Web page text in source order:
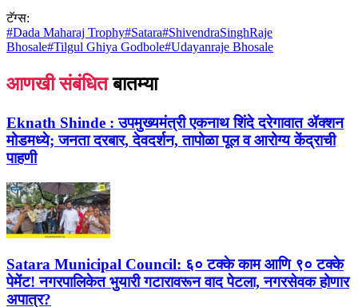
टॅग्स:
#Dada Maharaj Trophy#Satara#ShivendraSinghRaje
Bhosale#Tilgul Ghiya Godbole#Udayanraje Bhosale
आणखी संबंधित बातम्या
Eknath Shinde : उपमुख्यमंत्री एकनाथ शिंदे दरेगावात ॲक्शन
मोडमध्ये; जनता दरबार, देवदर्शन, तापोळा पूल व आरोग्य केंद्राची
पाहणी
Satara Municipal Council: ६० टक्के काम आणि ९० टक्के
पेमेंट! नगरपालिकेत भुयारी गटारावरून वाद पेटला, नगरसेवक होणार
अपात्र?